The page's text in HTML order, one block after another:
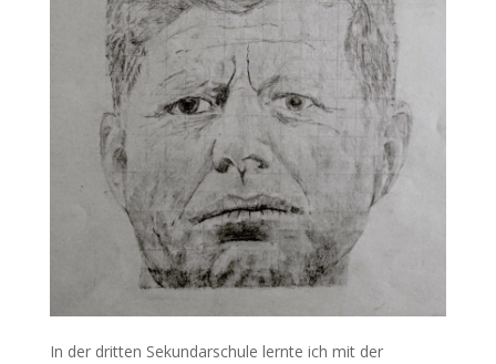
In der dritten Sekundarschule lernte ich mit der